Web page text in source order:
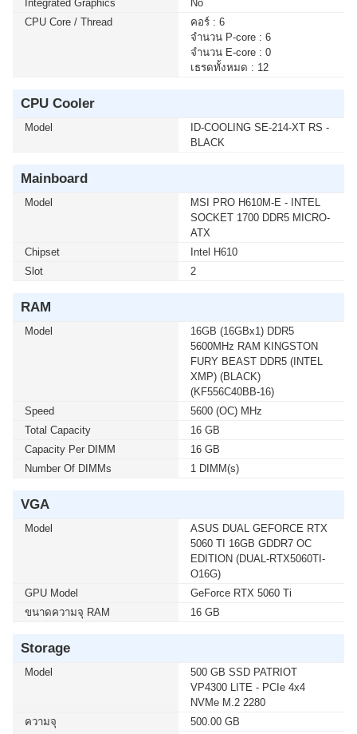
HOME (ENG / 64 BIT / FPP / USB / HAJ-00090) (1 เซ็ต
ต่อ 1 อัน) สนใจโปรโมชั่นนี้ ติดต่อ 02-017-4444
เมื่อซื้อพร้อมคอมเซ็ต ลดทันที 750 บาท จากปกติ 5,990
โปรโมชั่นนี้ ติดต่อ 02-017-4444
เมื่อซื้อพร้อมคอมเซ็ต ลดทันที 740 บาท จากปกติ 6,990
2000) 2000VA/1200WATT (1 เซ็ต ต่อ 1 อัน) สนใจโปรโม
เมื่อซื้อพร้อมคอมเซ็ต ลดทันที 160 บาท จากปกติ 1,690
บาท เหลือเพียง 1,530 บาท UPS SYNDOME (ATOM-850-
LED) 850VA/360WATT (1 เซ็ต ต่อ 1 อัน) สนใจโปรโมชั่น
เมื่อซื้อพร้อมคอมเซ็ต ลดทันที 430 บาท จากปกติ 2,590
บาท เหลือเพียง 2,160 บาท UPS SYNDOME (ATOM-
1000-LED) 1000VA/630WATT (1 เซ็ต ต่อ 1 อัน) สนใจโปร
โมชั่นนี้ ติดต่อ 02-017-4444
เมื่อซื้อพร้อมคอมเซ็ต ลดทันที 600 บาท จากปกติ 4,890
บาท เหลือเพียง 4,290 บาท UPS SYNDOME (ECO II
โมชั่นนี้ ติดต่อ 02-017-4444
Integrated Graphics
No
CPU Core / Thread
คอร์ : 6
จำนวน P-core : 6
จำนวน E-core : 0
เธรดทั้งหมด : 12
CPU Cooler
Model
ID-COOLING SE-214-XT RS -
BLACK
Mainboard
Model
MSI PRO H610M-E - INTEL
SOCKET 1700 DDR5 MICRO-
ATX
Chipset
Intel H610
Slot
2
RAM
Model
16GB (16GBx1) DDR5
5600MHz RAM KINGSTON
FURY BEAST DDR5 (INTEL
XMP) (BLACK)
(KF556C40BB-16)
Speed
5600 (OC) MHz
Total Capacity
16 GB
Capacity Per DIMM
16 GB
Number Of DIMMs
1 DIMM(s)
VGA
Model
ASUS DUAL GEFORCE RTX
5060 TI 16GB GDDR7 OC
EDITION (DUAL-RTX5060TI-
O16G)
GPU Model
GeForce RTX 5060 Ti
ขนาดความจุ RAM
16 GB
Storage
Model
500 GB SSD PATRIOT
VP4300 LITE - PCIe 4x4
NVMe M.2 2280
ความจุ
500.00 GB